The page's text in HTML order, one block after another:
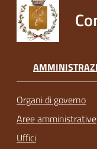
Organi di governo
Aree amministrative
Uffici